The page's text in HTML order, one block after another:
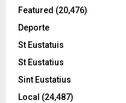
Featured (20,476)
Deporte
St Eustatuis
St Eustatius
Sint Eustatius
Local (24,487)